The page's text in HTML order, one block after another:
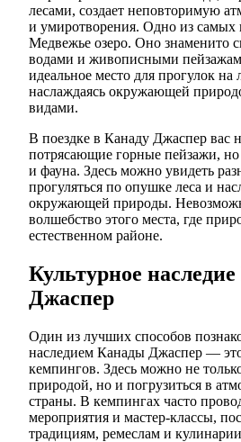
лесами, создает неповторимую
и умиротворения. Одно из самых
Медвежье озеро. Оно знаменито
водами и живописными
идеальное место для прогулок на
наслаждаясь окружающей
видами.
В поездке в Канаду Джаспер вас
потрясающие горные пейзажи,
и фауна. Здесь можно увидеть
прогуляться по опушке леса и
окружающей природы.
волшебство этого места, где
естественном районе.
Культурное
Джаспер
Один из лучших способов
наследием Канады Джаспер —
кемпингов. Здесь можно не
природой, но и погрузиться в
страны. В кемпингах часто
мероприятия и мастер-классы,
традициям, ремеслам и